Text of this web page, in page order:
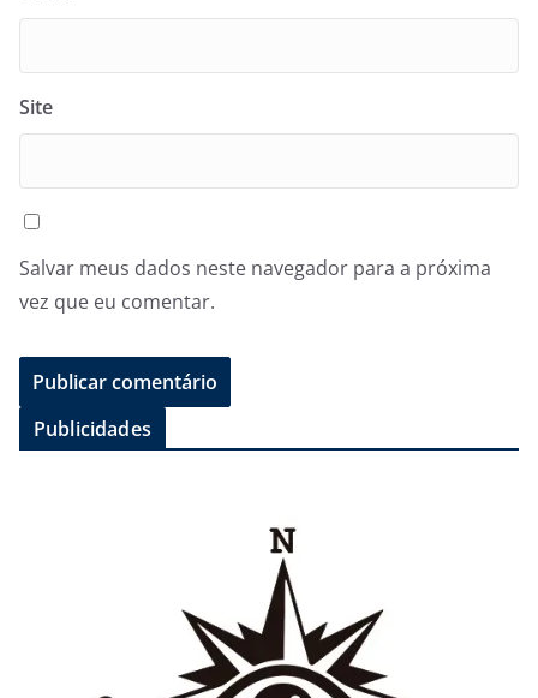
Site
Salvar meus dados neste navegador para a próxima
vez que eu comentar.
Publicidades